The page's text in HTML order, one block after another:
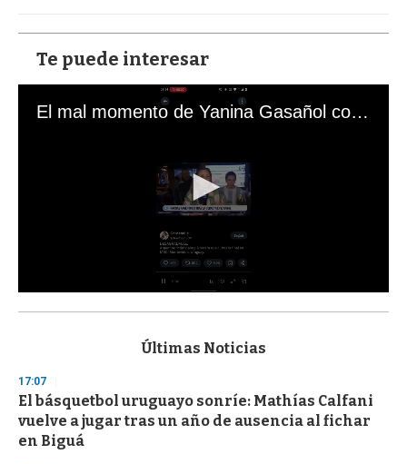
Te puede interesar
El mal momento de Yanina Gasañol con un hincha argentino en "Subrayado"
s
d
s
o
f
3
Últimas Noticias
17:07
El básquetbol uruguayo sonríe: Mathías Calfani
vuelve a jugar tras un año de ausencia al fichar
en Biguá